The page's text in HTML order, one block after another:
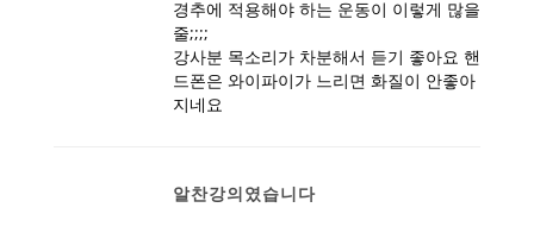
경추에 적용해야 하는 운동이 이렇게 많을
줄;;;;
강사분 목소리가 차분해서 듣기 좋아요 핸
드폰은 와이파이가 느리면 화질이 안좋아
지네요
알찬강의였습니다